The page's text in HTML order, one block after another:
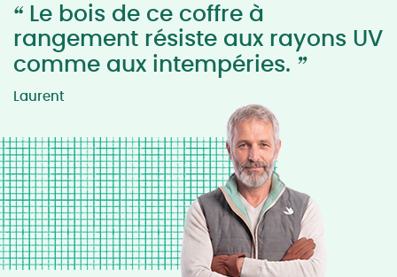
“ Le bois de ce coffre à
rangement résiste aux rayons UV
comme aux intempéries. ”
Laurent